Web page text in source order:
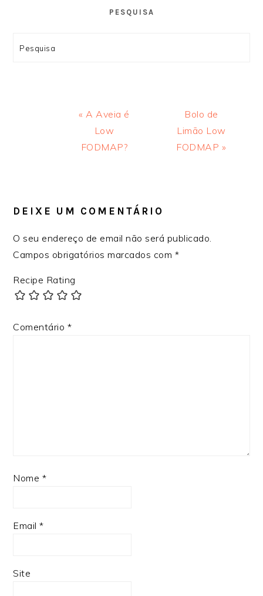
PESQUISA
Search
Previous
Post:
« A Aveia é
Low
FODMAP?
Next
Post:
Bolo de
Limão Low
FODMAP »
LEITOR
DEIXE UM COMENTÁRIO
O seu endereço de email não será publicado.
Campos obrigatórios marcados com *
Recipe Rating
Comentário *
Nome *
Email*
Site